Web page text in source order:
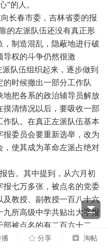
”的人。
长春市委，吉林省委的报
的左派队伍还没有真正形
，制造混乱，隐蔽地进行破
导权的斗争仍然很激
队伍组织起来，逐步做到
时候撤出一部分工作队
地把各系的政治辅导员解放
清情况以后，要吸收一部
队。在真正左派队伍基本
委员会要重新选举，改为
使其成为革命左派占绝对
告。其中提到，从六月初
报七万多张，被点名的党委
教授、副教授一百八十六
九所高级中学共贴出大字报
部被点名的有二百六十二
五千余张，被点名的党政主
分享 淘帖